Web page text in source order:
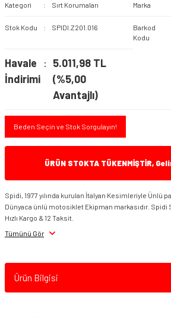
Kategori Sırt Korumaları Marka
Stok Kodu SPIDI.Z201.016
Barkod
Kodu
Havale
İndirimi
5.011,98 TL
(%5,00
Avantajlı)
Beden Seçin ve Stok Sorgulayın!
ÜRÜN STOKTA TÜKENMİŞTİR,
Spidi, 1977 yılında kurulan İtalyan Kesimleriyle Ünlü
Dünyaca ünlü motosiklet Ekipman markasıdır. Spidi
Hızlı Kargo & 12 Taksit.
Tümünü Gör
Ürün Bilgisi